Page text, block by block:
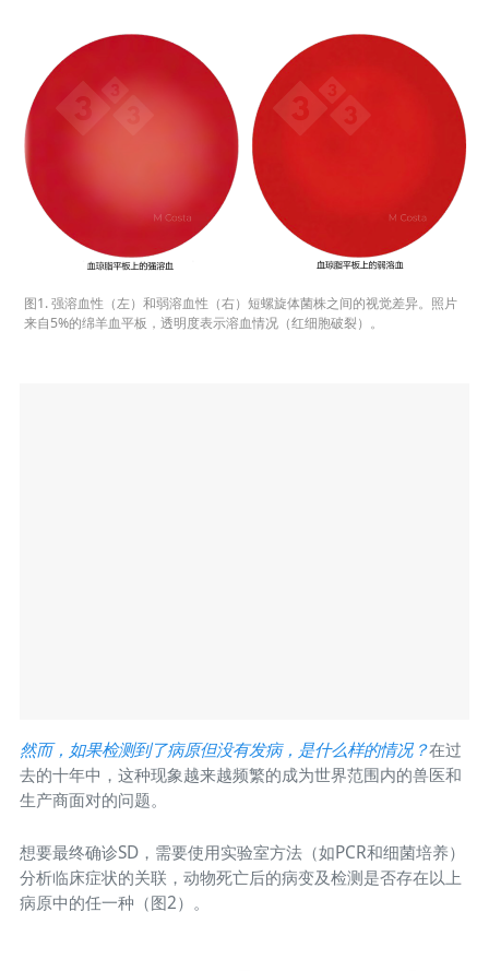
图1. 强溶血性（左）和弱溶血性（右）短螺旋体菌株之间的视觉差异。照片
来自5%的绵羊血平板，透明度表示溶血情况（红细胞破裂）。
然而，如果检测到了病原但没有发病，是什么样的情况？在过
去的十年中，这种现象越来越频繁的成为世界范围内的兽医和
生产商面对的问题。
想要最终确诊SD，需要使用实验室方法（如PCR和细菌培养）
分析临床症状的关联，动物死亡后的病变及检测是否存在以上
病原中的任一种（图2）。